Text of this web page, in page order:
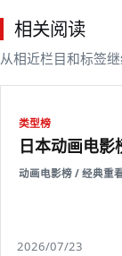
相关阅读
从相近栏目和标签
类型榜
日本动画电
动画电影榜 / 经典重
2026/07/23